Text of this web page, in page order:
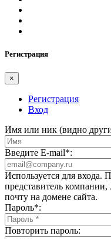
Регистрация
×
Регистрация
Вход
Имя или ник (видно
Введите E-mail*:
Используется для входа.
представитель
почту на домене сайта.
Пароль*:
Повторить пароль: